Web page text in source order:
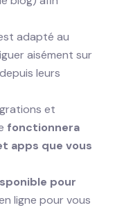
adapté au
aisément sur
leurs
et
fonctionnera
apps que vous
pour
ligne pour vous